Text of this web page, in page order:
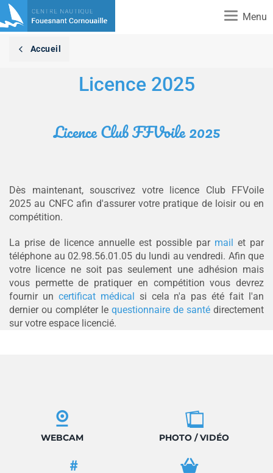
Menu
Toggle
Accueil
Licence 2025
Licence Club FFVoile 2025
Dès maintenant, souscrivez votre licence Club FFVoile
2025 au CNFC afin d'assurer votre pratique de loisir ou en
compétition.
La prise de licence annuelle est possible par mail et par
téléphone au 02.98.56.01.05 du lundi au vendredi. Afin que
votre licence ne soit pas seulement une adhésion mais
vous permette de pratiquer en compétition vous devrez
fournir un certificat médical si cela n'a pas été fait l'an
dernier ou compléter le questionnaire de santé directement
sur votre espace licencié.
WEBCAM PHOTO / VIDÉO